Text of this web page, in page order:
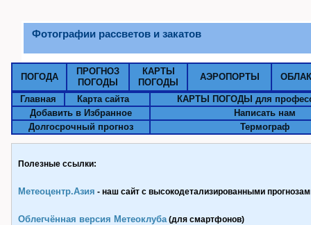
Фотографии рассветов и закатов
ПОГОДА
ПРОГНОЗ
ПОГОДЫ
КАРТЫ
ПОГОДЫ
АЭРОПОРТЫ
Главная Карта сайта
КАРТЫ ПОГОДЫ для
Добавить в Избранное
Написать нам
Долгосрочный прогноз
Термограф
Полезные ссылки:
Метеоцентр.Азия - наш сайт с высокодетализированными
Облегчённая версия Метеоклуба(для смартфонов)